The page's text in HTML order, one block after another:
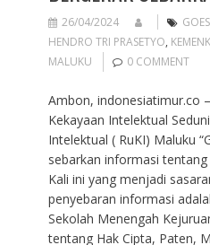
26/04/2024
HENDRO TRI PRASETYO,
MALUKU
0 COMMENT
Ambon, indonesiatimur.co
Kekayaan Intelektual
Intelektual ( RuKI) Maluku
sebarkan informasi
Kali ini yang menjadi
penyebaran informasi
Sekolah Menengah
tentang Hak Cipta, Paten,